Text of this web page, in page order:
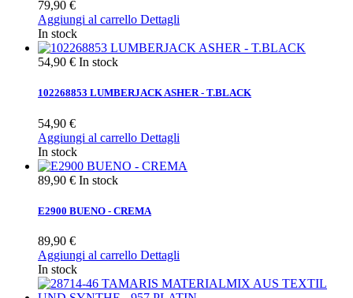
79,90 €
Aggiungi al carrello Dettagli
In stock
54,90 € In stock
102268853 LUMBERJACK ASHER - T.BLACK
54,90 €
Aggiungi al carrello Dettagli
In stock
89,90 € In stock
E2900 BUENO - CREMA
89,90 €
Aggiungi al carrello Dettagli
In stock